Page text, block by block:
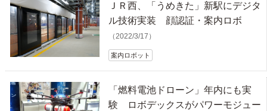
ＪＲ西、「うめきた」新駅にデジタ
ル技術実装 顔認証・案内ロボ
（2022/3/17）
案内ロボット
「燃料電池ドローン」年内にも実
験 ロボデックスがパワーモジュー